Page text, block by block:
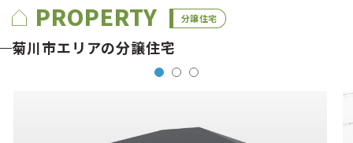
PROPERTY 分譲住宅
菊川市エリアの分譲住宅